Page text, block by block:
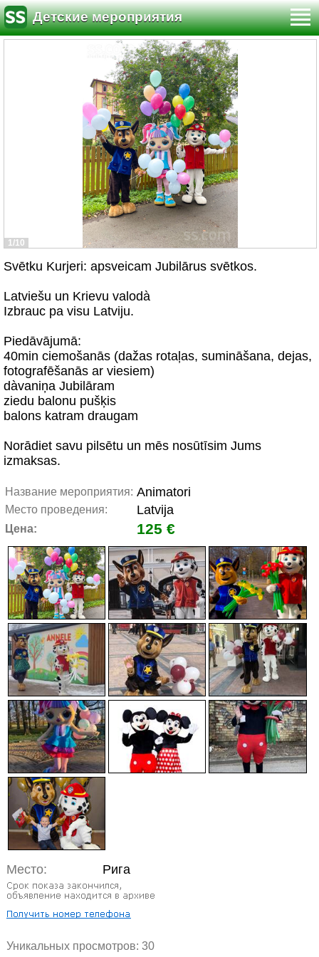
Детские мероприятия
1/10
Svētku Kurjeri: apsveicam Jubilārus svētkos.
Latviešu un Krievu valodà
Izbrauc pa visu Latviju.
Piedāvājumā:
40min ciemošanās (dažas rotaļas, sumināšana, dejas,
fotografēšanās ar viesiem)
dàvaniņa Jubilāram
ziedu balonu pušķis
balons katram draugam
Norādiet savu pilsētu un mēs nosūtīsim Jums
izmaksas.
Название мероприятия: Animatori
Место проведения: Latvija
Цена: 125 €
Место: Рига
Уникальных просмотров: 30